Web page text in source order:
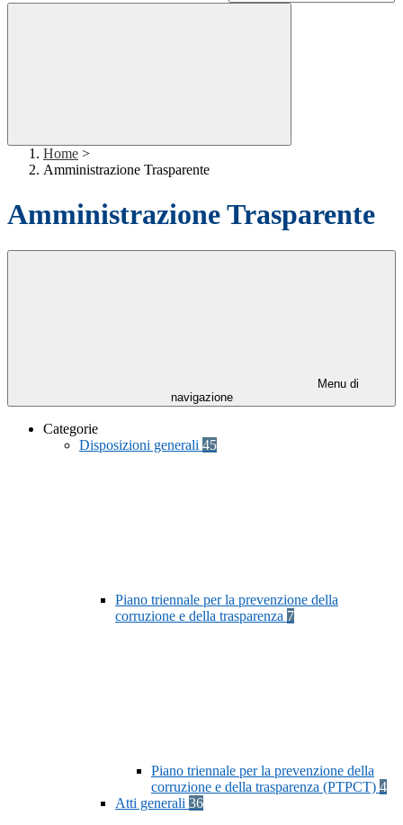
Home >
Amministrazione Trasparente
Amministrazione Trasparente
Menu di
navigazione
Categorie
Disposizioni generali 45
Piano triennale per la prevenzione della
corruzione e della trasparenza 7
Piano triennale per la prevenzione della
corruzione e della trasparenza (PTPCT) 4
Atti generali 36